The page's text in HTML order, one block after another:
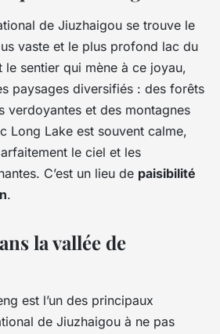
de Jiuzhaigou se trouve le
vaste et le plus profond lac du
le sentier qui mène à ce joyau,
paysages diversifiés : des forêts
verdoyantes et des montagnes
Long Lake est souvent calme,
le ciel et les
C’est un lieu de paisibilité
.
la vallée de
est l’un des principaux
de Jiuzhaigou à ne pas